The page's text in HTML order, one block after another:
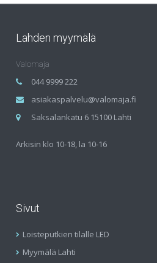
Lahden myymälä
Valomaja
044 9999 222
asiakaspalvelu@valomaja.fi
Saksalankatu 6 15100 Lahti
Arkisin klo 10-18, la 10-16
Sivut
Loisteputkien tilalle LED
Myymälä Lahti